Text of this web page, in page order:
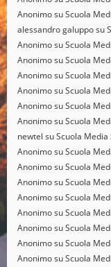
AnonimosuScuola
alessandro galupposu
AnonimosuScuola
AnonimosuScuola
AnonimosuScuola
AnonimosuScuola
AnonimosuScuola
AnonimosuScuola
newtel suScuola Media
AnonimosuScuola
AnonimosuScuola
AnonimosuScuola
AnonimosuScuola
AnonimosuScuola
AnonimosuScuola
AnonimosuScuola
AnonimosuScuola